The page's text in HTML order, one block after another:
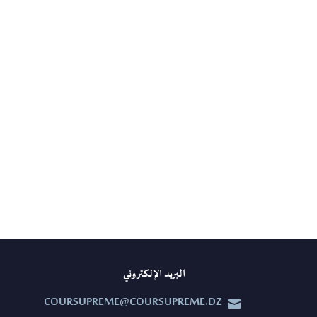
البريد الإلكتروني


COURSUPREME@COURSUPREME.DZ